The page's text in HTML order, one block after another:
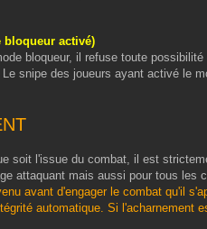
bloqueur activé)
bloqueur, il refuse toute
snipe des joueurs ayant activé le
soit l'issue du combat, il est
attaquant mais aussi pour tous les
avant d'engager le combat qu'il
automatique. Si l'acharnement